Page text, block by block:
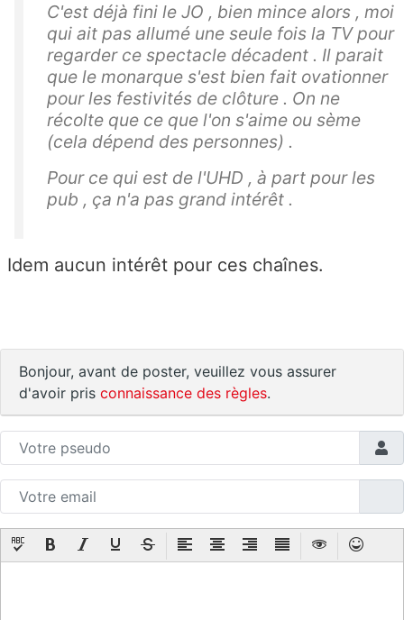
C'est déjà fini le JO , bien mince alors , moi
qui ait pas allumé une seule fois la TV pour
regarder ce spectacle décadent . Il parait
que le monarque s'est bien fait ovationner
pour les festivités de clôture . On ne
récolte que ce que l'on s'aime ou sème
(cela dépend des personnes) .
Pour ce qui est de l'UHD , à part pour les
pub , ça n'a pas grand intérêt .
Idem aucun intérêt pour ces chaînes.
Bonjour, avant de poster, veuillez vous assurer
d'avoir pris connaissance des règles.